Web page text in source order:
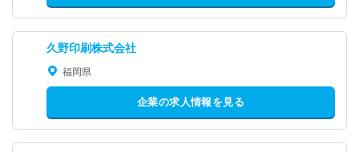
久野印刷株式会社
福岡県
企業の求人情報を見る